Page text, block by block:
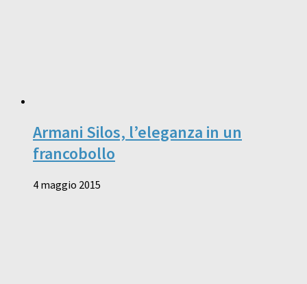
Armani Silos, l’eleganza in un
francobollo
4 maggio 2015